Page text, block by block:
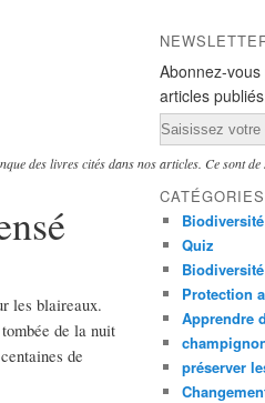
des livres cités dans nos articles. Ce sont
les blaireaux.
de la nuit
de
Abonnez-
articles
Email
CATÉGORIES
Quiz
Protection
Apprendre
préserver